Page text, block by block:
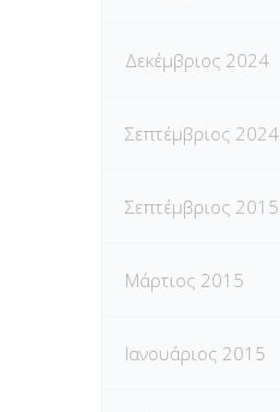
Δεκέμβριος 2024
Σεπτέμβριος 2024
Σεπτέμβριος 2015
Μάρτιος 2015
Ιανουάριος 2015